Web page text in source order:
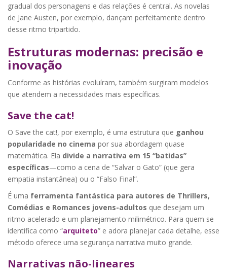
gradual dos personagens e das relações é central. As novelas
de Jane Austen, por exemplo, dançam perfeitamente dentro
desse ritmo tripartido.
Estruturas modernas: precisão e
inovação
Conforme as histórias evoluíram, também surgiram modelos
que atendem a necessidades mais específicas.
Save the cat!
O Save the cat!, por exemplo, é uma estrutura que ganhou
popularidade no cinema por sua abordagem quase
matemática. Ela divide a narrativa em 15 “batidas”
específicas—como a cena de “Salvar o Gato” (que gera
empatia instantânea) ou o “Falso Final”.
É uma ferramenta fantástica para autores de Thrillers,
Comédias e Romances jovens-adultos que desejam um
ritmo acelerado e um planejamento milimétrico. Para quem se
identifica como “arquiteto” e adora planejar cada detalhe, esse
método oferece uma segurança narrativa muito grande.
Narrativas não-lineares